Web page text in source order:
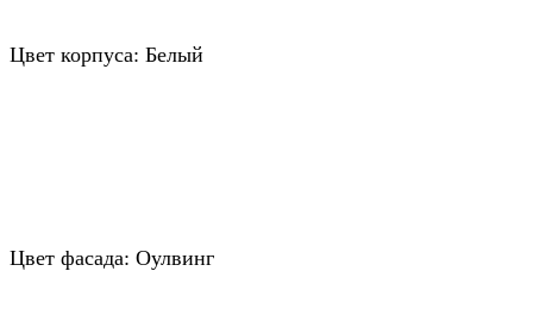
Цвет корпуса: Белый
Цвет фасада: Оулвинг